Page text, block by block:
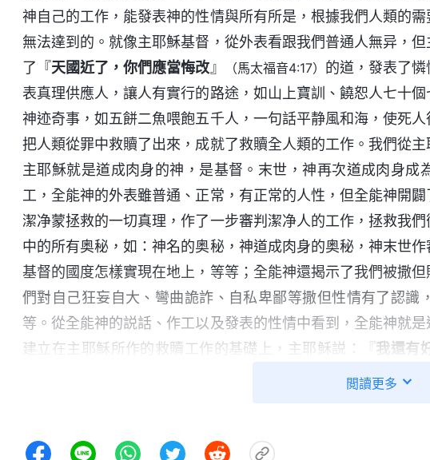
神自己的工作，能發表神的性情與所有所是，根據我們人類的
無法達到的。就像主耶穌基督，從外表看跟我們普通人無异，
了『天國近了，你們應當悔改 』 （馬太福音4:17） 的道，發表了
表真理供應人，讓人有實行的路途，如山上寶訓、饒恕人七十
神迹奇事，如五餅二魚喂飽五千人，一句話平静風和海，使死
把人類從罪中救贖了出來，成就了救贖全人類的工作。我們從
主耶穌就是道成肉身的神，是基督。末世，神再次道成肉身
工，全能神的外表雖普通、正常，有正常的人性，但全能神開
潔净蒙拯救的一切真理，作了一步審判潔净人的工作，拯救我
中的所有奥秘，如：神名的奥秘，神道成肉身的奥秘，神末世
基督的國度怎樣實現在地上，等等；全能神還揭示了我們被撒
們對自己狂妄自大、彎曲詭詐、自私卑鄙等撒但性情有了認識
等。從全能神的説話、作工以及發表的性情中看到，全能神就
建立在主耶穌所作的救贖工作的基礎上，主耶穌説：『我還有
。只等真理的聖靈來了，他要引導你們明白
我所講的道在末日要審判他。』（約翰福音12:47-48）
閲讀更多